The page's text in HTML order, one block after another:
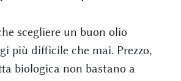
scegliere un buon olio
più difficile che mai. Prezzo,
biologica non bastano a